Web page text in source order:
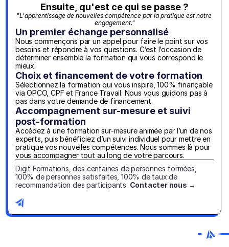
Ensuite, qu'est ce qui se passe ?
"L'apprentissage de nouvelles compétence par la pratique est notre
engagement."
Un premier échange personnalisé
Nous commençons par un appel pour faire le point sur vos
besoins et répondre à vos questions. C’est l’occasion de
déterminer ensemble la formation qui vous correspond le
mieux.
Choix et financement de votre formation
Sélectionnez la formation qui vous inspire, 100% finançable
via OPCO, CPF et France Travail. Nous vous guidons pas à
pas dans votre demande de financement.
Accompagnement sur-mesure et suivi
post-formation
Accédez à une formation sur-mesure animée par l’un de nos
experts, puis bénéficiez d’un suivi individuel pour mettre en
pratique vos nouvelles compétences. Nous sommes là pour
vous accompagner tout au long de votre parcours.
Digit Formations, des centaines de personnes formées,
100% de personnes satisfaites, 100% de taux de
recommandation des participants. Contacter nous →